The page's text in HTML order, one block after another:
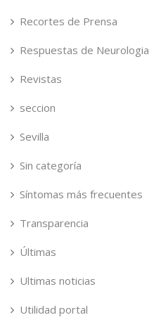
Recortes de Prensa
Respuestas de Neurologia
Revistas
seccion
Sevilla
Sin categoría
Síntomas más frecuentes
Transparencia
Últimas
Ultimas noticias
Utilidad portal